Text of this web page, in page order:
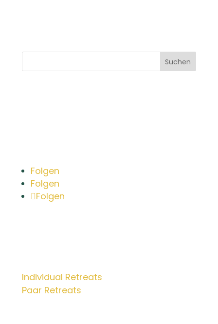
Suchen
Folgen
Folgen
Folgen
Individual Retreats
Paar Retreats